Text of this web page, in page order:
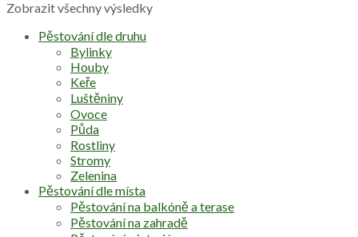
Zobrazit všechny výsledky
Pěstování dle druhu
Bylinky
Houby
Keře
Luštěniny
Ovoce
Půda
Rostliny
Stromy
Zelenina
Pěstování dle místa
Pěstování na balkóně a terase
Pěstování na zahradě